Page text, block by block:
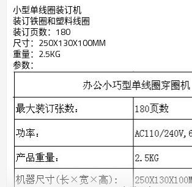
小型单线圈装订机
装订铁圈和塑料线圈
装订页数：180
尺寸：250X130X100MM
重量：2.5KG
参数：